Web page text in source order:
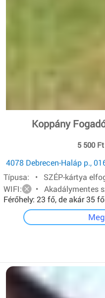
Koppány
5 500
4078 Debrecen-Haláp p.,
Típusa: • SZÉP-kártya
WIFI:
• Akadálymentes
Férőhely: 23 fő, de akár 35
főt pedig sátorban tudunk